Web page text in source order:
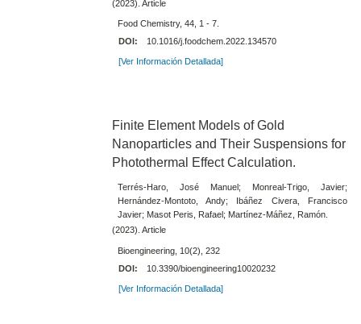
(2023). Article
Food Chemistry, 44, 1 - 7.
DOI:
10.1016/j.foodchem.2022.134570
[Ver Información Detallada]
Finite Element Models of Gold
Nanoparticles and Their Suspensions for
Photothermal Effect Calculation.
Terrés-Haro, José Manuel; Monreal-Trigo, Javier;
Hernández-Montoto, Andy; Ibáñez Civera, Francisco
Javier; Masot Peris, Rafael; Martínez-Máñez, Ramón.
(2023). Article
Bioengineering, 10(2), 232
DOI:
10.3390/bioengineering10020232
[Ver Información Detallada]